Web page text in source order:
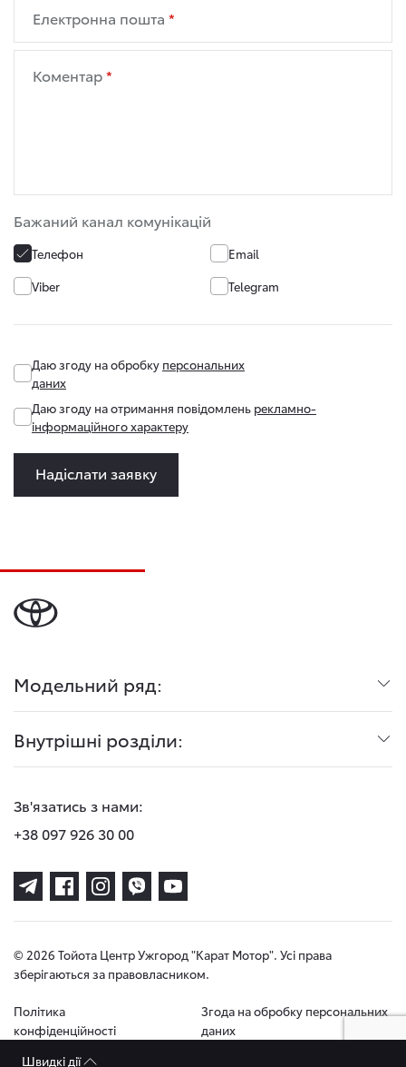
Швидкі дії
Електронна пошта
Коментар
Бажаний канал комунікацій
Телефон
Email
Viber
Telegram
Даю згоду на обробку персональних
даних
Даю згоду на отримання повідомлень рекламно-
інформаційного характеру
Надіслати заявку
Модельний ряд:
Внутрішні розділи:
Зв'язатись з нами:
+38 097 926 30 00
© 2026 Тойота Центр Ужгород "Карат Мотор". Усі права
зберігаються за правовласником.
Політика
конфіденційності
Згода на обробку персональних
даних